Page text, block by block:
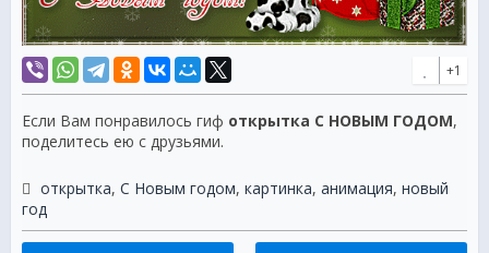
+1
Если Вам понравилось гиф открытка С НОВЫМ ГОДОМ,
поделитесь ею с друзьями.
открытка, С Новым годом, картинка, анимация, новый
год